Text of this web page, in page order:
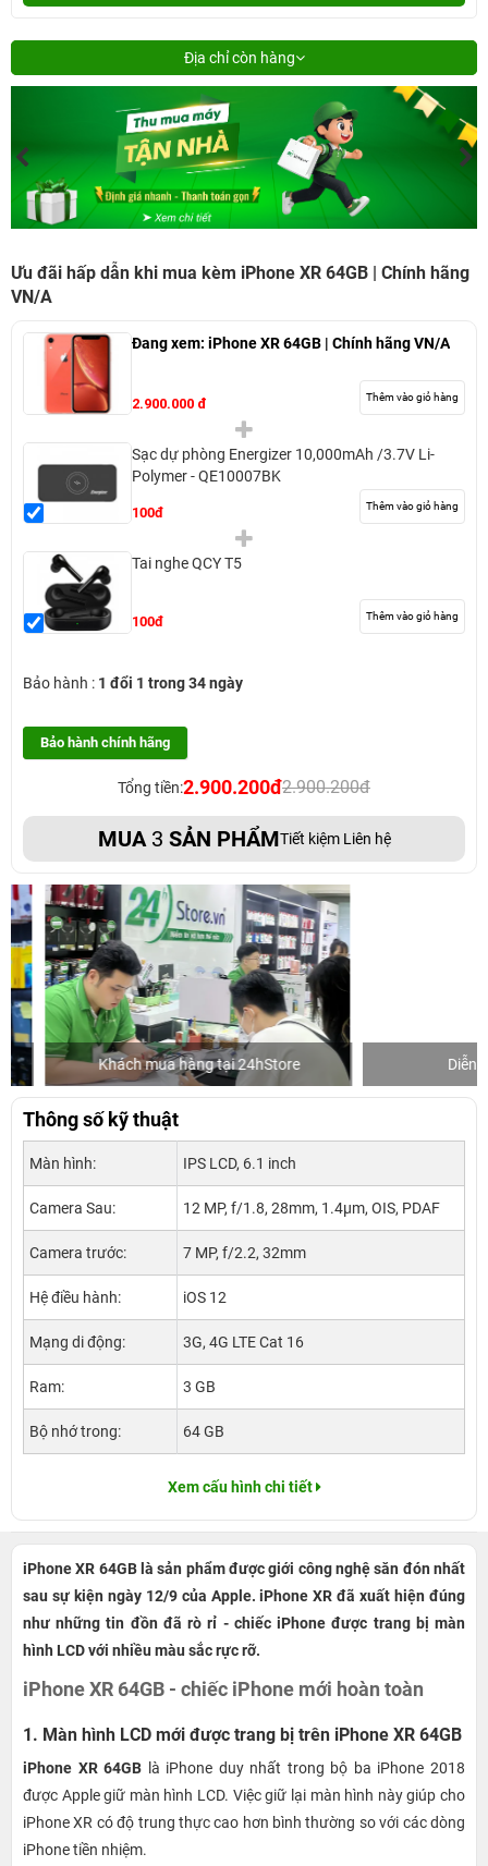
Địa chỉ còn hàng
Ưu đãi hấp dẫn khi mua kèm iPhone XR 64GB | Chính hãng
VN/A
Đang xem: iPhone XR 64GB | Chính hãng VN/A
2.900.000 đ Thêm vào giỏ hàng
Sạc dự phòng Energizer 10,000mAh /3.7V Li-
Polymer - QE10007BK
100đ Thêm vào giỏ hàng
Tai nghe QCY T5
100đ Thêm vào giỏ hàng
Bảo hành : 1 đổi 1 trong 34 ngày
Bảo hành chính hãng
Tổng tiền:2.900.200đ2.900.200đ
MUA 3 SẢN PHẨMTiết kiệm Liên hệ
Khách mua hàng tại 24hStore Diễn viên
Thông số kỹ thuật
Màn hình: IPS LCD, 6.1 inch
Camera Sau: 12 MP, f/1.8, 28mm, 1.4µm, OIS, PDAF
Camera trước: 7 MP, f/2.2, 32mm
Hệ điều hành: iOS 12
Mạng di động: 3G, 4G LTE Cat 16
Ram: 3 GB
Bộ nhớ trong: 64 GB
Xem cấu hình chi tiết
iPhone XR 64GB là sản phẩm được giới công nghệ săn đón nhất
sau sự kiện ngày 12/9 của Apple. iPhone XR đã xuất hiện đúng
như những tin đồn đã rò rỉ - chiếc iPhone được trang bị màn
hình LCD với nhiều màu sắc rực rỡ.
iPhone XR 64GB - chiếc iPhone mới hoàn toàn
1. Màn hình LCD mới được trang bị trên iPhone XR 64GB
iPhone XR 64GB là iPhone duy nhất trong bộ ba iPhone 2018
được Apple giữ màn hình LCD. Việc giữ lại màn hình này giúp cho
iPhone XR có độ trung thực cao hơn bình thường so với các dòng
iPhone tiền nhiệm.